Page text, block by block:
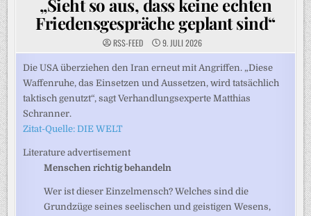
„Sieht so aus, dass keine echten
Friedensgespräche geplant sind“
RSS-FEED 9. JULI 2026
Die USA überziehen den Iran erneut mit Angriffen. „Diese
Waffenruhe, das Einsetzen und Aussetzen, wird tatsächlich
taktisch genutzt“, sagt Verhandlungsexperte Matthias
Schranner.
Zitat-Quelle: DIE WELT
Literature advertisement
Menschen richtig behandeln
Wer ist dieser Einzelmensch? Welches sind die
Grundzüge seines seelischen und geistigen Wesens,